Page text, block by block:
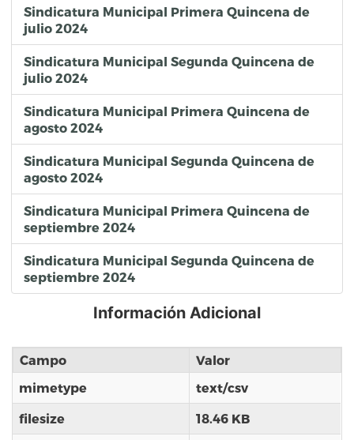
Sindicatura Municipal Primera Quincena de
julio 2024
Sindicatura Municipal Segunda Quincena de
julio 2024
Sindicatura Municipal Primera Quincena de
agosto 2024
Sindicatura Municipal Segunda Quincena de
agosto 2024
Sindicatura Municipal Primera Quincena de
septiembre 2024
Sindicatura Municipal Segunda Quincena de
septiembre 2024
Información Adicional
Campo
Valor
mimetype
text/csv
filesize 18.46 KB